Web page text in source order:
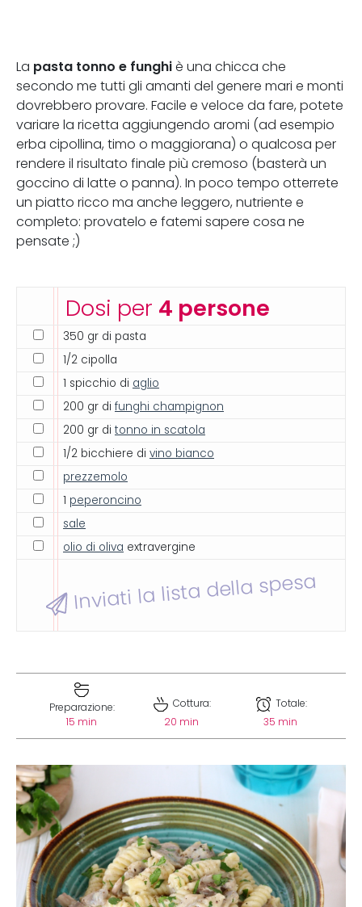
La pasta tonno e funghi è una chicca che
secondo me tutti gli amanti del genere mari e monti
dovrebbero provare. Facile e veloce da fare, potete
variare la ricetta aggiungendo aromi (ad esempio
erba cipollina, timo o maggiorana) o qualcosa per
rendere il risultato finale più cremoso (basterà un
goccino di latte o panna). In poco tempo otterrete
un piatto ricco ma anche leggero, nutriente e
completo: provatelo e fatemi sapere cosa ne
pensate ;)
Dosi per 4 persone
350 gr di pasta
1/2 cipolla
1 spicchio di aglio
200 gr di funghi champignon
200 gr di tonno in scatola
1/2 bicchiere di vino bianco
prezzemolo
1 peperoncino
sale
olio di oliva extravergine
Inviati la lista della spesa
Preparazione:
15 min
Cottura:
20 min
Totale:
35 min